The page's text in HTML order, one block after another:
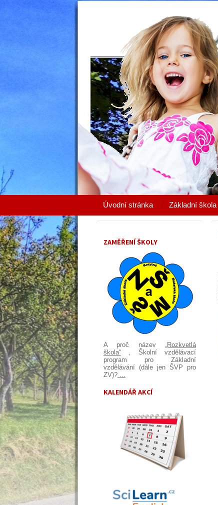
Úvodní stránka Základní škola
ZAMĚŘENÍ ŠKOLY
A proč název
„Rozkvetlá
škola“ , Školní vzdělávací
program pro Základní
vzdělávání (dále jen ŠVP pro
ZV)?
KALENDÁŘ AKCÍ